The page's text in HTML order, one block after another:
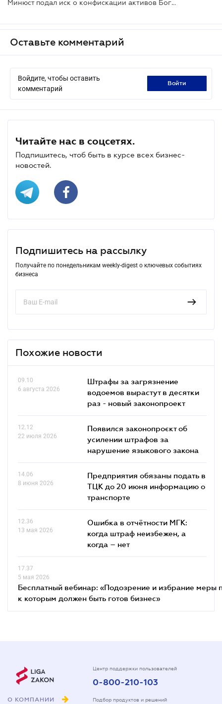
Минюст подал иск о конфискации активов Богуслаева и Кононенко
Оставьте комментарий
Войдите, чтобы оставить
комментарий
войти
Читайте нас в соцсетях.
Подпишитесь, чтоб быть в курсе всех бизнес-
новостей.
Подпишитесь на рассылку
Получайте по понедельникам weekly-digest о ключевых событиях
бизнеса
Похожие новости
09.10
6 августа 2026
Штрафы за загрязнение
водоемов вырастут в десятки
раз - новый законопроект
12.12
22 июля 2026
Появился законопроєкт об
усилении штрафов за
нарушение языкового закона
14.06
8 июня 2026
Предприятия обязаны подать в
ТЦК до 20 июня информацию о
транспорте
12.36
13 мая 2026
Ошибка в отчётности МГК:
когда штраф неизбежен, а
когда – нет
17.37
5 мая 2026
Бесплатный вебинар: «Подозрение и избрание меры
к которым должен быть готов бизнес»
О КОМПАНИИ
Центр поддержки пользователей
0-800-210-103
Подбор продуктов и решений